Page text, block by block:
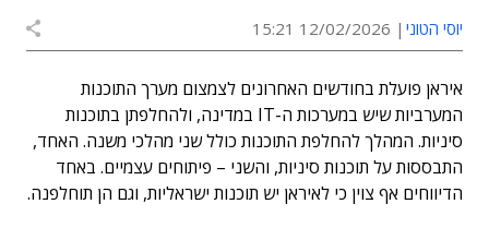
יוסי הטוני 12/02/2026 15:21
איראן פועלת בחודשים האחרונים לצמצום מערך התוכנות
המערביות שיש במערכות ה-IT במדינה, ולהחלפתן בתוכנות
סיניות. המהלך להחלפת התוכנות כולל שני מהלכי משנה. האחד,
התבססות על תוכנות סיניות, והשני – פיתוחים עצמיים. באחד
הדיווחים אף צוין כי לאיראן יש תוכנות ישראליות, וגם הן תוחלפנה.